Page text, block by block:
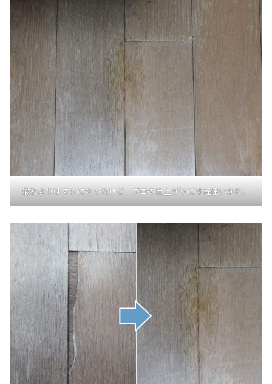
最初よりはマシになったけど、プロの仕上がりには程遠いかな。